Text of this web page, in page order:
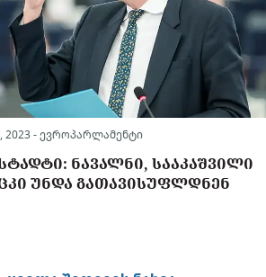
2023 - ევროპარლამენტი
ᲜᲐᲕᲐᲚᲜᲘ, ᲡᲐᲐᲙᲐᲨᲕᲘᲚᲘ
ᲣᲜᲓᲐ ᲒᲐᲗᲐᲕᲘᲡᲣᲤᲚᲓᲜᲔᲜ